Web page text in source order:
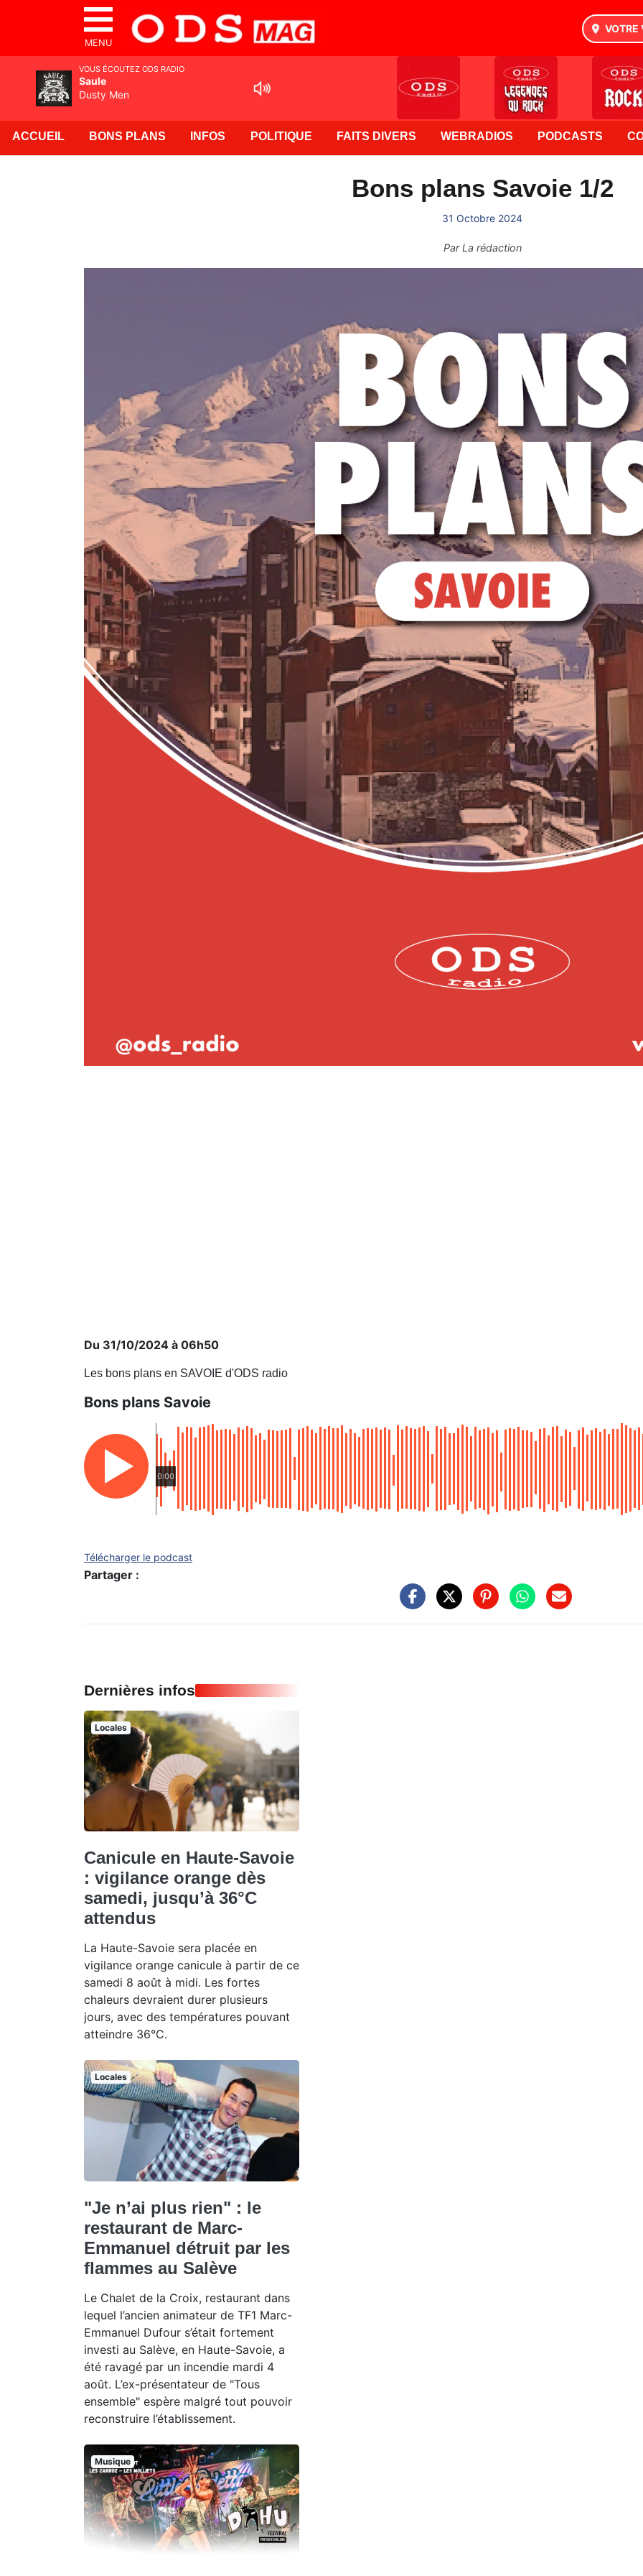
MENU
VOTRE
ACCUEIL BONS PLANS INFOS POLITIQUE FAITS DIVERS WEBRADIOS PODCASTS
Bons plans Savoie 1/2
31 Octobre 2024
ParLa rédaction
Du 31/10/2024 à 06h50
Les bons plans en SAVOIE d'ODS radio
Bons plans Savoie
0:00
Télécharger le podcast
Partager :
Dernières infos
Locales
Canicule en Haute-Savoie
: vigilance orange dès
samedi, jusqu’à 36°C
attendus
La Haute-Savoie sera placée en
vigilance orange canicule à partir de ce
samedi 8 août à midi. Les fortes
chaleurs devraient durer plusieurs
jours, avec des températures pouvant
atteindre 36°C.
Locales
"Je n’ai plus rien" : le
restaurant de Marc-
Emmanuel détruit par les
flammes au Salève
Le Chalet de la Croix, restaurant dans
lequel l’ancien animateur de TF1 Marc-
Emmanuel Dufour s’était fortement
investi au Salève, en Haute-Savoie, a
été ravagé par un incendie mardi 4
août. L’ex-présentateur de "Tous
ensemble" espère malgré tout pouvoir
reconstruire l’établissement.
Musique
VOUS ÉCOUTEZ ODS RADIO
Saule
Dusty Men